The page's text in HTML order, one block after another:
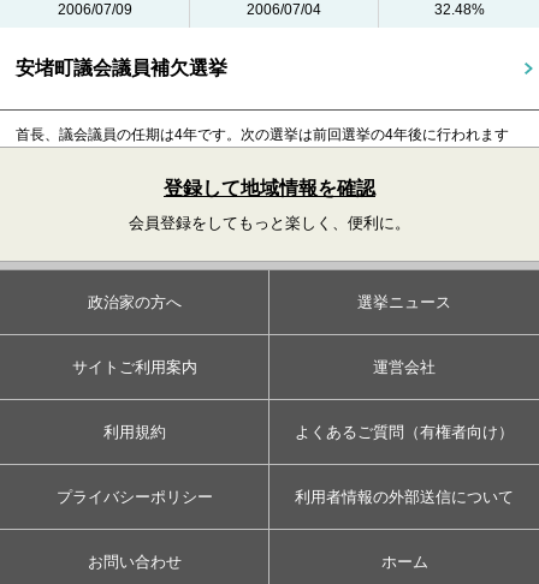
2006/07/09 2006/07/04 32.48%
安堵町議会議員補欠選挙
首長、議会議員の任期は4年です。 次の選挙は前回選挙の4年後に行われます
登録して地域情報を確認
会員登録をしてもっと楽しく、便利に。
政治家の方へ 選挙ニュース
サイトご利用案内 運営会社
利用規約 よくあるご質問（有権者向け）
プライバシーポリシー 利用者情報の外部送信について
お問い合わせ ホーム